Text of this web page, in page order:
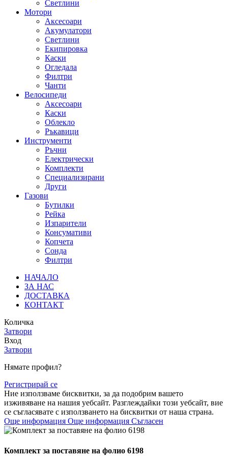
Светлини
Мотори
Аксесоари
Акумулатори
Светлини
Екипировка
Каски
Огледала
Филтри
Чанти
Велосипеди
Аксесоари
Каски
Облекло
Ръкавици
Инструменти
Ръчни
Електрически
Комплекти
Специализирани
Други
Газови
Бутилки
Рейка
Изпарители
Консумативи
Копчета
Сонда
Филтри
НАЧАЛО
ЗА НАС
ДОСТАВКА
КОНТАКТ
Количка
Затвори
Вход
Затвори
Нямате профил?
Регистрирай се
Ние използваме бисквитки, за да подобрим вашето
изживяване на нашия уебсайт. Разглеждайки този уебсайт, вие
се съгласявате с използването на бисквитки от наша страна.
Още информация Още информация Съгласен
Комплект за поставяне на фолио 6198